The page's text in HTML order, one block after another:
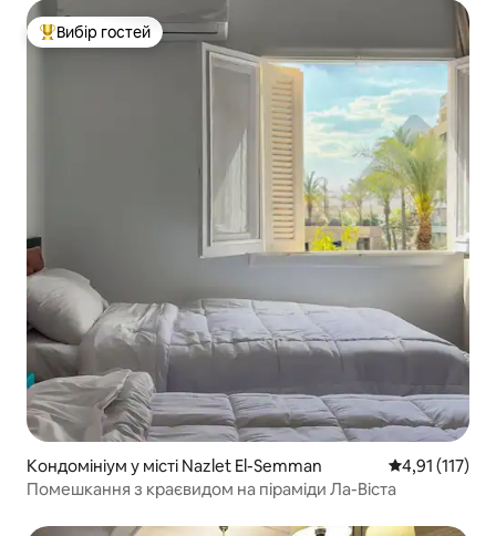
Топ вибір гостей
Вибір гостей
Кондомініум у місті Nazlet El-Semman Середня
4,91 (117)
Помешкання з краєвидом на піраміди Ла-Віста